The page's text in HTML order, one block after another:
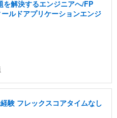
解決するエンジニアへ/FP
ルドアプリケーションエンジ
験 フレックスコアタイムなし